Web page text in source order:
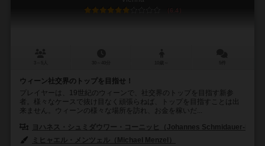
6.4
ウィーン社交界のトップを目指せ！
プレイヤーは、19世紀のウィーンで、社交界のトップを目指す新参
者。様々なケースで抜け目なく頑張らねば、トップを目指すことは出
来ません。ウィーンの様々な場所を訪れ、お金を稼いだ...
ヨハネス・シュミダウワー・コーニッヒ（Johannes Schmidauer-
ミヒャエル・メンツェル（Michael Menzel）